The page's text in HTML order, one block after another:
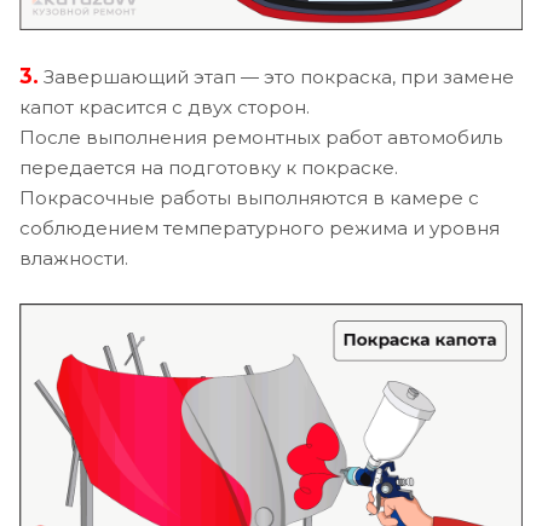
3. Завершающий этап — это покраска, при замене
капот красится с двух сторон.
После выполнения ремонтных работ автомобиль
передается на подготовку к покраске.
Покрасочные работы выполняются в камере с
соблюдением температурного режима и уровня
влажности.